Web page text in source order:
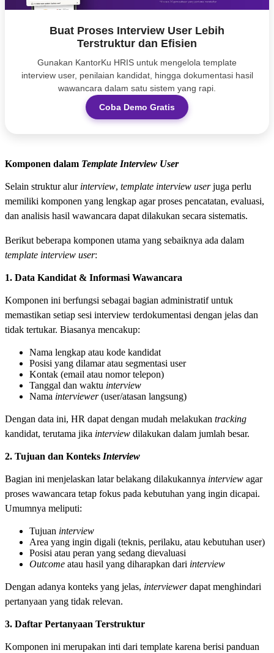
Buat Proses Interview User Lebih
Terstruktur dan Efisien
Gunakan KantorKu HRIS untuk mengelola template
interview user, penilaian kandidat, hingga dokumentasi hasil
wawancara dalam satu sistem yang rapi.
Coba Demo Gratis
Komponen dalam Template Interview User
Selain struktur alur interview, template interview userjuga perlu
memiliki komponen yang lengkap agar proses pencatatan, evaluasi,
dan analisis hasil wawancara dapat dilakukan secara sistematis.
Berikut beberapa komponen utama yang sebaiknya ada dalam
template interview user:
1. Data Kandidat & Informasi Wawancara
Komponen ini berfungsi sebagai bagian administratif untuk
memastikan setiap sesi interview terdokumentasi dengan jelas dan
tidak tertukar. Biasanya mencakup:
Nama lengkap atau kode kandidat
Posisi yang dilamar atau segmentasi user
Kontak (email atau nomor telepon)
Tanggal dan waktu interview
Nama interviewer(user/atasan langsung)
Dengan data ini, HR dapat dengan mudah melakukan tracking
kandidat, terutama jika interview dilakukan dalam jumlah besar.
2. Tujuan dan Konteks Interview
Bagian ini menjelaskan latar belakang dilakukannya interview agar
proses wawancara tetap fokus pada kebutuhan yang ingin dicapai.
Umumnya meliputi:
Tujuan interview
Area yang ingin digali (teknis, perilaku, atau kebutuhan user)
Posisi atau peran yang sedang dievaluasi
Outcome atau hasil yang diharapkan dari interview
Dengan adanya konteks yang jelas, interviewerdapat menghindari
pertanyaan yang tidak relevan.
3. Daftar Pertanyaan Terstruktur
Komponen ini merupakan inti dari template karena berisi panduan